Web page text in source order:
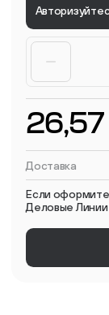
Доставка
Если оформите
Деловые